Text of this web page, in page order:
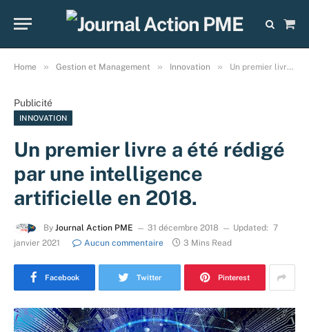
Cart
Home » Gestion et Management » Innovation » Un premier livre a été rédigé par une intelligence artificielle en 2018.
Publicité
INNOVATION
Un premier livre a été rédigé
par une intelligence
artificielle en 2018.
By Journal Action PME 31 décembre 2018 Updated: 7
janvier 2021
Aucun commentaire 3 Mins Read
Facebook Twitter Pinterest